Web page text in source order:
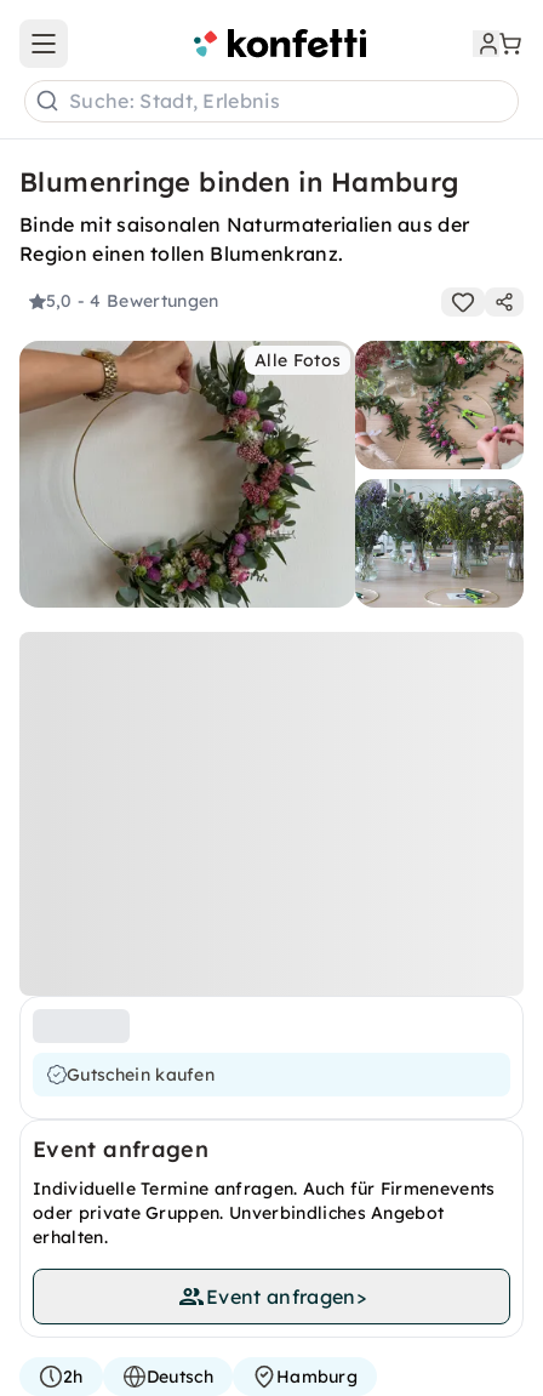
Open main menu
Suche: Stadt, Erlebnis
Blumenringe binden in Hamburg
Binde mit saisonalen Naturmaterialien aus der
Region einen tollen Blumenkranz.
5,0 - 4 Bewertungen
Alle Fotos
Gutschein kaufen
Event anfragen
Individuelle Termine anfragen. Auch für Firmenevents
oder private Gruppen. Unverbindliches Angebot
erhalten.
Event anfragen>
2h Deutsch Hamburg